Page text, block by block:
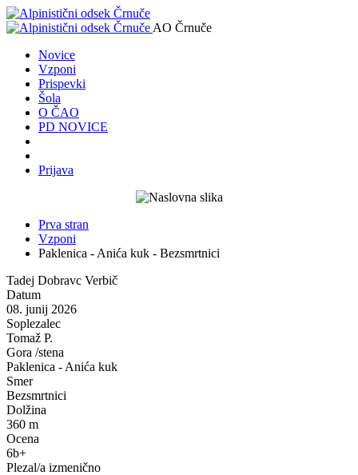
AO Črnuče
Novice
Vzponi
Prispevki
Šola
O ČAO
PD NOVICE
Prijava
Prva stran
Vzponi
Paklenica - Anića kuk - Bezsmrtnici
Tadej Dobravc Verbič
Datum
08. junij 2026
Soplezalec
Tomaž P.
Gora /stena
Paklenica - Anića kuk
Smer
Bezsmrtnici
Dolžina
360 m
Ocena
6b+
Plezal/a izmenično